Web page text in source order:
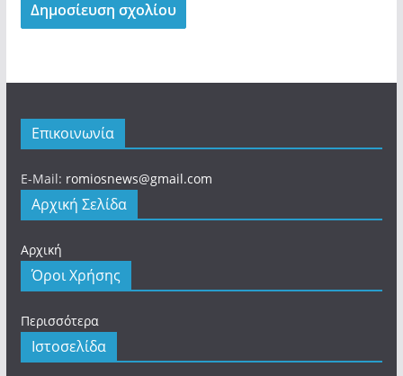
Επικοινωνία
E-Mail: romiosnews@gmail.com
Αρχική Σελίδα
Αρχική
Όροι Χρήσης
Περισσότερα
Ιστοσελίδα